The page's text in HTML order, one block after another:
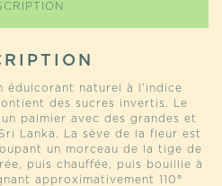
édulcorant naturel à l’indice
des sucres invertis. Le
palmier avec des grandes et
Lanka. La sève de la fleur est
un morceau de la tige de
puis chauffée, puis bouillie à
approximativement 110°